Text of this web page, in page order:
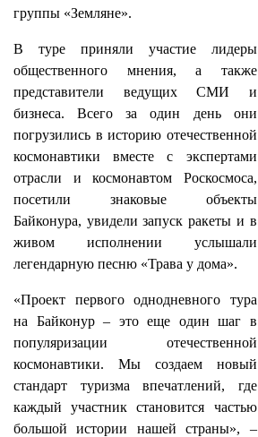
группы «Земляне».
В туре приняли участие лидеры
общественного мнения, а также
представители ведущих СМИ и
бизнеса. Всего за один день они
погрузились в историю отечественной
космонавтики вместе с экспертами
отрасли и космонавтом Роскосмоса,
посетили знаковые объекты
Байконура, увидели запуск ракеты и в
живом исполнении услышали
легендарную песню «Трава у дома».
«Проект первого однодневного тура
на Байконур – это еще один шаг в
популяризации отечественной
космонавтики. Мы создаем новый
стандарт туризма впечатлений, где
каждый участник становится частью
большой истории нашей страны», –